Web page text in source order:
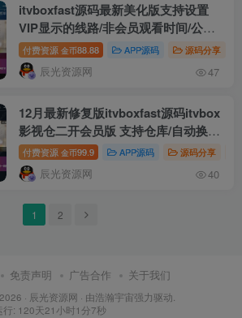
itvboxfast源码最新美化版支持设置
VIP显示的线路/非会员观看时间/公告
显示样式 itvbox二开如意版影视APP
源码
付费资源 金币88.88 APP源码 源码分享
辰光资源网 47
12月最新修复版itvboxfast源码itvbox
影视仓二开会员版 支持仓库/自动换源/
对接苹果CMS及tvbox接口 如意影视
APP源码附视频搭建教程
付费资源 金币99.9 APP源码 源码分享
辰光资源网 40
1 2
免责声明 广告合作 关于我们
· 辰光资源网 · 由浩瀚宇宙强力驱动.
行: 120天21小时1分7秒